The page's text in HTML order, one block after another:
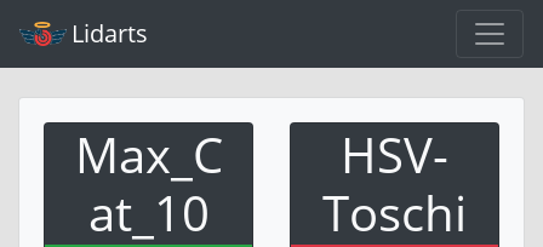
Lidarts
Max_C
at_10
HSV-
Toschi